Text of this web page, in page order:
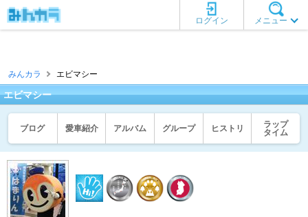
メニュー
ログイン
みんカラ エビマシー
エビマシー
ブログ 愛車紹介 アルバム グループ ヒストリ
ラップ
タイム